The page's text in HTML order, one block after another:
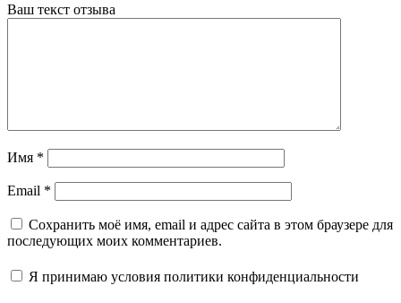
Ваш текст отзыва
Имя *
Email *
Сохранить моё имя, email и адрес сайта в этом браузере для
последующих моих комментариев.
Я принимаю условия политики конфиденциальности